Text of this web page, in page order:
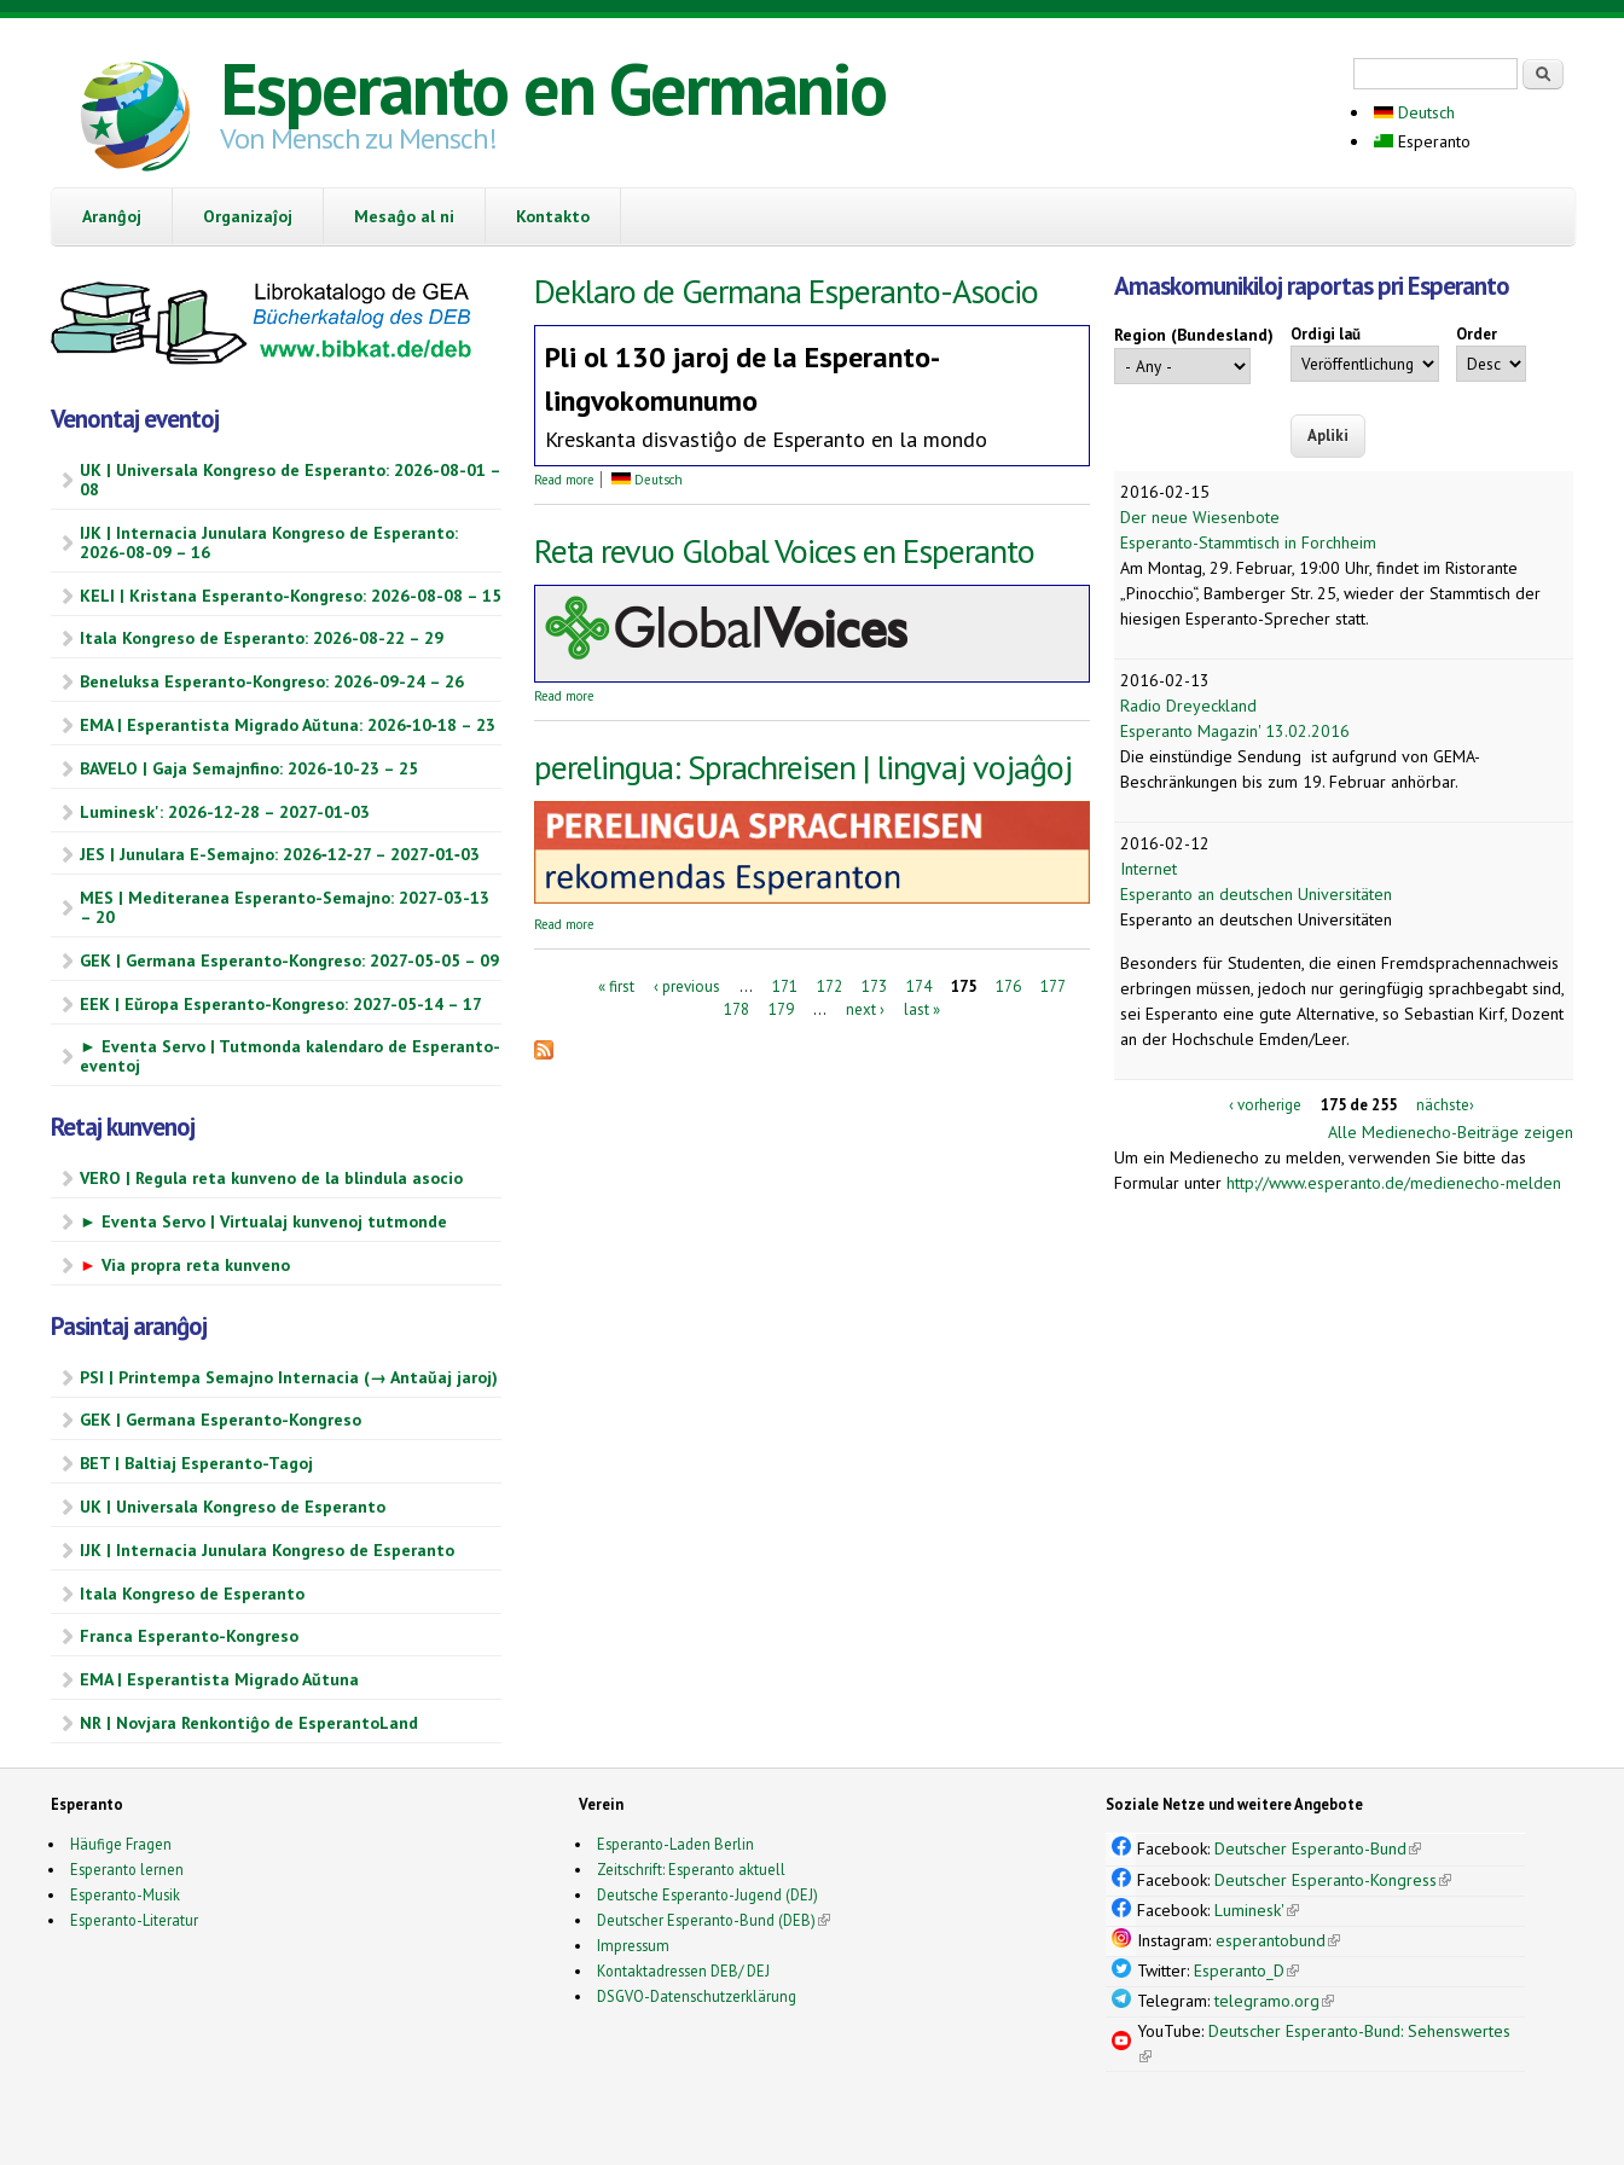
Skip to main content
Esperanto en Germanio
Von Mensch zu Mensch!
Deutsch
Esperanto
Aranĝoj Organizaĵoj Mesaĝo al ni Kontakto
Venontaj eventoj
UK | Universala Kongreso de Esperanto: 2026-08-01 –
08
IJK | Internacia Junulara Kongreso de Esperanto:
2026-08-09 – 16
KELI | Kristana Esperanto-Kongreso: 2026-08-08 – 15
Itala Kongreso de Esperanto: 2026-08-22 – 29
Beneluksa Esperanto-Kongreso: 2026-09-24 – 26
EMA | Esperantista Migrado Aŭtuna: 2026‑10‑18 – 23
BAVELO | Gaja Semajnfino: 2026-10-23 – 25
Luminesk': 2026-12-28 – 2027-01-03
JES | Junulara E-Semajno: 2026‑12‑27 – 2027‑01‑03
MES | Mediteranea Esperanto-Semajno: 2027-03-13
– 20
GEK | Germana Esperanto-Kongreso: 2027-05-05 – 09
EEK | Eŭropa Esperanto-Kongreso: 2027-05-14 – 17
► Eventa Servo | Tutmonda kalendaro de Esperanto-
eventoj
Retaj kunvenoj
VERO | Regula reta kunveno de la blindula asocio
► Eventa Servo | Virtualaj kunvenoj tutmonde
► Via propra reta kunveno
Pasintaj aranĝoj
PSI | Printempa Semajno Internacia (→ Antaŭaj jaroj)
GEK | Germana Esperanto-Kongreso
BET | Baltiaj Esperanto-Tagoj
UK | Universala Kongreso de Esperanto
IJK | Internacia Junulara Kongreso de Esperanto
Itala Kongreso de Esperanto
Franca Esperanto-Kongreso
EMA | Esperantista Migrado Aŭtuna
NR | Novjara Renkontiĝo de EsperantoLand
Deklaro de Germana Esperanto-Asocio
Pli ol 130 jaroj de la Esperanto-
lingvokomunumo
Kreskanta disvastiĝo de Esperanto en la mondo
Read more about Deklaro de Germana Esperanto-Asocio
Deutsch
Reta revuo Global Voices en Esperanto
Read more
perelingua: Sprachreisen | lingvaj vojaĝoj
Read more
Pages« first ‹ previous … 171 172 173 174 175 176
177
178
179 … next › last »
Amaskomunikiloj raportas pri Esperanto
Region (Bundesland) Ordigi laŭ Order
2016-02-15
Der neue Wiesenbote
Esperanto-Stammtisch in Forchheim
Am Montag, 29. Februar, 19:00 Uhr, findet im Ristorante
„Pinocchio“, Bamberger Str. 25, wieder der Stammtisch der
hiesigen Esperanto-Sprecher statt.
2016-02-13
Radio Dreyeckland
Esperanto Magazin' 13.02.2016
Die einstündige Sendung ist aufgrund von GEMA-
Beschränkungen bis zum 19. Februar anhörbar.
2016-02-12
Internet
Esperanto an deutschen Universitäten
Esperanto an deutschen Universitäten
Besonders für Studenten, die einen Fremdsprachennachweis
erbringen müssen, jedoch nur geringfügig sprachbegabt sind,
sei Esperanto eine gute Alternative, so Sebastian Kirf, Dozent
an der Hochschule Emden/Leer.
‹ vorherige 175 de 255 nächste›
Alle Medienecho-Beiträge zeigen
Um ein Medienecho zu melden, verwenden Sie bitte das
Formular unter http://www.esperanto.de/medienecho-melden
Esperanto
Häufige Fragen
Esperanto lernen
Esperanto-Musik
Esperanto-Literatur
Verein
Esperanto-Laden Berlin
Zeitschrift: Esperanto aktuell
Deutsche Esperanto-Jugend (DEJ)
Deutscher Esperanto-Bund (DEB)(link is external)
Impressum
Kontaktadressen DEB/ DEJ
DSGVO-Datenschutzerklärung
Soziale Netze und weitere Angebote
Facebook:Deutscher Esperanto-Bund(link is external)
Facebook:Deutscher Esperanto-Kongress(link is external)
Facebook:Luminesk'(link is external)
Instagram:esperantobund(link is external)
Twitter:Esperanto_D(link is external)
Telegram:telegramo.org(link is external)
YouTube:Deutscher Esperanto-Bund: Sehenswertes
(link is external)